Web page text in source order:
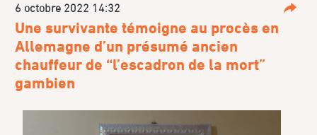
6 octobre 2022 14:32
Une survivante témoigne au procès en
Allemagne d’un présumé ancien
chauffeur de “l’escadron de la mort”
gambien